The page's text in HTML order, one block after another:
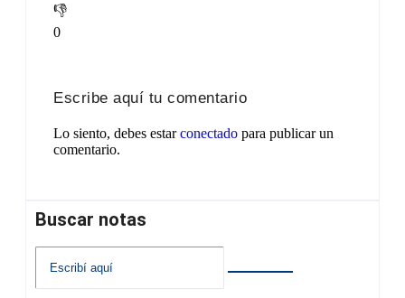
👎
0
Escribe aquí tu comentario
Lo siento, debes estarconectado para publicar un
comentario.
Buscar notas